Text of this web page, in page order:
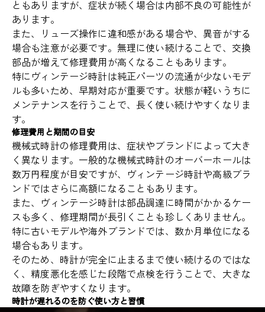
ともありますが、症状が続く場合は内部不良の可能性が
あります。
また、リューズ操作に違和感がある場合や、異音がする
場合も注意が必要です。無理に使い続けることで、交換
部品が増えて修理費用が高くなることもあります。
特にヴィンテージ時計は純正パーツの流通が少ないモデ
ルも多いため、早期対応が重要です。状態が軽いうちに
メンテナンスを行うことで、長く使い続けやすくなりま
す。
修理費用と期間の目安
機械式時計の修理費用は、症状やブランドによって大き
く異なります。一般的な機械式時計のオーバーホールは
数万円程度が目安ですが、ヴィンテージ時計や高級ブラ
ンドではさらに高額になることもあります。
また、ヴィンテージ時計は部品調達に時間がかかるケー
スも多く、修理期間が長引くことも珍しくありません。
特に古いモデルや海外ブランドでは、数か月単位になる
場合もあります。
そのため、時計が完全に止まるまで使い続けるのではな
く、精度悪化を感じた段階で点検を行うことで、大きな
故障を防ぎやすくなります。
時計が遅れるのを防ぐ使い方と習慣